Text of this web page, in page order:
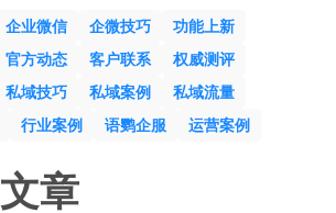
企业微信 企微技巧
功能上新
官方动态 客户联系
权威测评
私域技巧 私域案例
私域流量
行业案例 语鹦企服 运营案例
文章